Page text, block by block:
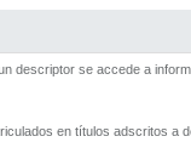
descriptor se accede a
en títulos adscritos a